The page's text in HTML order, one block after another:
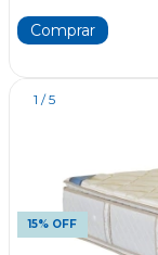
1 /5
15% OFF